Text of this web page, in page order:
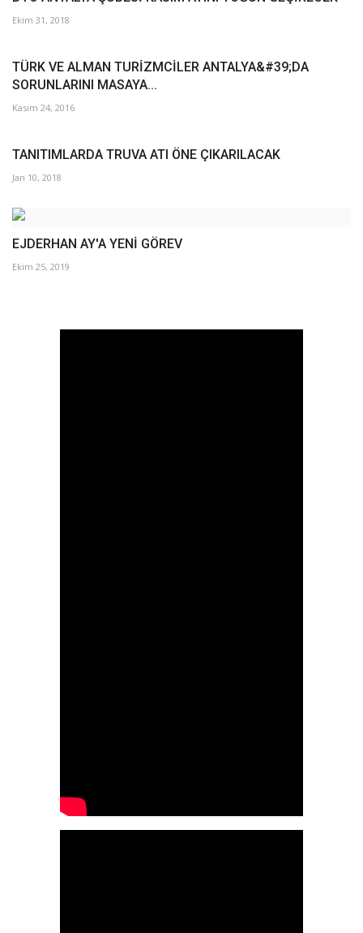
Ekim 31, 2018
TÜRK VE ALMAN TURİZMCİLER ANTALYA&#39;DA
SORUNLARINI MASAYA...
Kasım 24, 2016
TANITIMLARDA TRUVA ATI ÖNE ÇIKARILACAK
Jan 10, 2018
EJDERHAN AY'A YENİ GÖREV
Ekim 25, 2019